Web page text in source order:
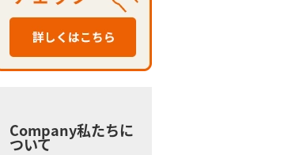
Company私たちに
ついて